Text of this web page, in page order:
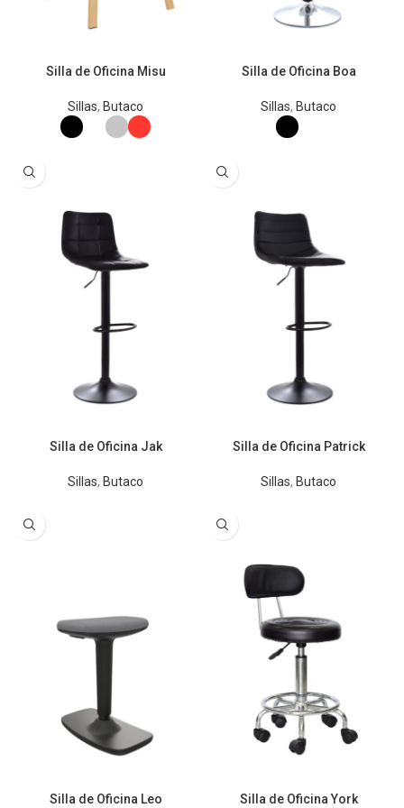
Silla de Oficina Misu
Sillas, Butaco
Silla de Oficina Boa
Sillas, Butaco
Silla de Oficina Jak
Sillas, Butaco
Silla de Oficina Patrick
Sillas, Butaco
Silla de Oficina Leo Silla de Oficina York